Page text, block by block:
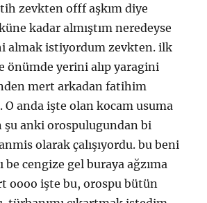
zevkten offf aşkım diye
kadar almıştım neredeyse
almak istiyordum zevkten. ilk
önümde yerini alıp yaragini
mert arkadan fatihim
anda işte olan kocam usuma
şu anki orospulugundan bi
olarak çalışıyordu. bu beni
be cengize gel buraya ağzıma
oooo işte bu, orospu bütün